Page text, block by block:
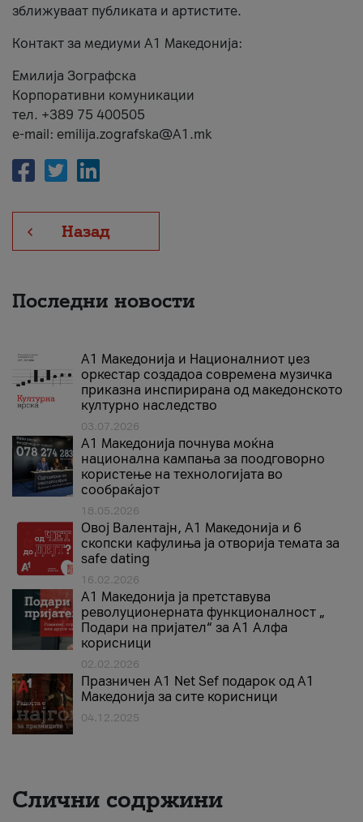
зближуваат публиката и артистите.
Контакт за медиуми А1 Македонија:
Емилија Зографска
Корпоративни комуникации
тел. +389 75 400505
e-mail: emilija.zografska@A1.mk
Назад
Последни новости
А1 Македонија и Националниот џез
оркестар создадоа современа музичка
приказна инспирирана од македонското
културно наследство
03.07.2026
A1 Македонија почнува моќна
национална кампања за поодговорно
користење на технологијата во
сообраќајот
18.05.2026
Овој Валентајн, A1 Македонија и 6
скопски кафулиња ја отворија темата за
safe dating
16.02.2026
А1 Македонија ја претставува
револуционерната функционалност „
Подари на пријател“ за А1 Алфа
корисници
02.02.2026
Празничен A1 Net Sеf подарок од А1
Македонија за сите корисници
04.12.2025
Слични содржини